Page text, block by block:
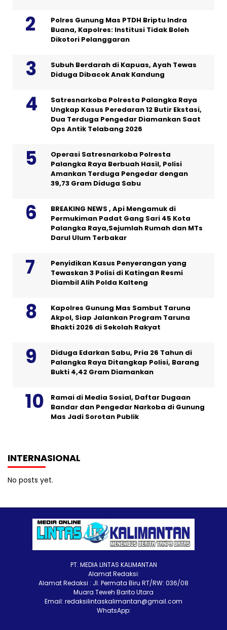
Polres Gunung Mas PTDH Briptu Indra
Buana, Kapolres: Institusi Tidak Boleh
Dikotori Pelanggaran
Subuh Berdarah di Kapuas, Ayah Tewas
Diduga Dibacok Anak Kandung
Satresnarkoba Polresta Palangka Raya
Ungkap Kasus Peredaran 12 Butir Ekstasi,
Dua Terduga Pengedar Diamankan Saat
Ops Antik Telabang 2026
Operasi Satresnarkoba Polresta
Palangka Raya Berbuah Hasil, Polisi
Amankan Terduga Pengedar dengan
39,73 Gram Diduga Sabu
BREAKING NEWS , Api Mengamuk di
Permukiman Padat Gang Sari 45 Kota
Palangka Raya,Sejumlah Rumah dan MTs
Darul Ulum Terbakar
Penyidikan Kasus Penyerangan yang
Tewaskan 3 Polisi di Katingan Resmi
Diambil Alih Polda Kalteng
Kapolres Gunung Mas Sambut Taruna
Akpol, Siap Jalankan Program Taruna
Bhakti 2026 di Sekolah Rakyat
Diduga Edarkan Sabu, Pria 26 Tahun di
Palangka Raya Ditangkap Polisi, Barang
Bukti 4,42 Gram Diamankan
Ramai di Media Sosial, Daftar Dugaan
Bandar dan Pengedar Narkoba di Gunung
Mas Jadi Sorotan Publik
INTERNASIONAL
No posts yet.
PT. MEDIA LINTAS KALIMANTAN
Alamat Redaksi:
Alamat Redaksi : Jl. Permata Biru RT/RW: 036/08
Muara Teweh Barito Utara
Email: redaksilintaskalimantan@gmail.com
WhatsApp: